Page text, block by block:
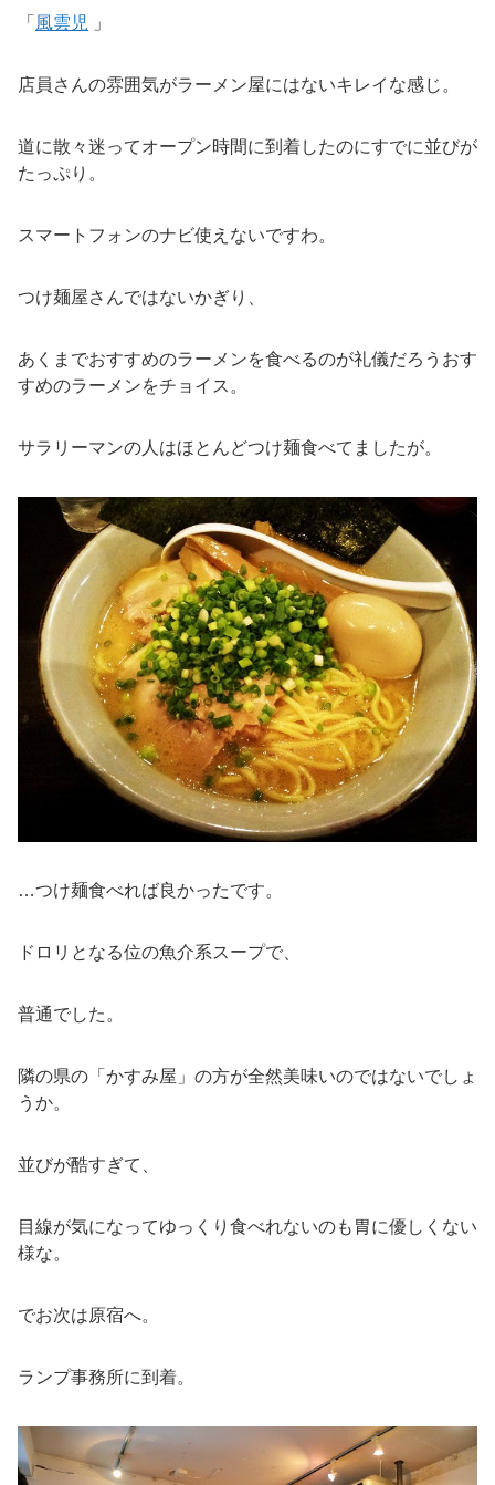
「 風雲児 」
店員さんの雰囲気がラーメン屋にはないキレイな感じ。
道に散々迷ってオープン時間に到着したのにすでに並びが
たっぷり。
スマートフォンのナビ使えないですわ。
つけ麺屋さんではないかぎり、
あくまでおすすめのラーメンを食べるのが礼儀だろうおす
すめのラーメンをチョイス。
サラリーマンの人はほとんどつけ麺食べてましたが。
…つけ麺食べれば良かったです。
ドロリとなる位の魚介系スープで、
普通でした。
隣の県の「かすみ屋」の方が全然美味いのではないでしょ
うか。
並びが酷すぎて、
目線が気になってゆっくり食べれないのも胃に優しくない
様な。
でお次は原宿へ。
ランプ事務所に到着。